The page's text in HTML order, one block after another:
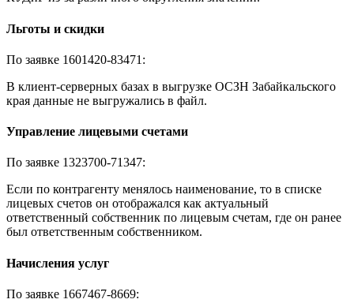
Льготы и скидки
По заявке 1601420-83471:
В клиент-серверных базах в выгрузке ОСЗН Забайкальского
края данные не выгружались в файл.
Управление лицевыми счетами
По заявке 1323700-71347:
Если по контрагенту менялось наименование, то в списке
лицевых счетов он отображался как актуальный
ответственный собственник по лицевым счетам, где он ранее
был ответственным собственником.
Начисления услуг
По заявке 1667467-8669: